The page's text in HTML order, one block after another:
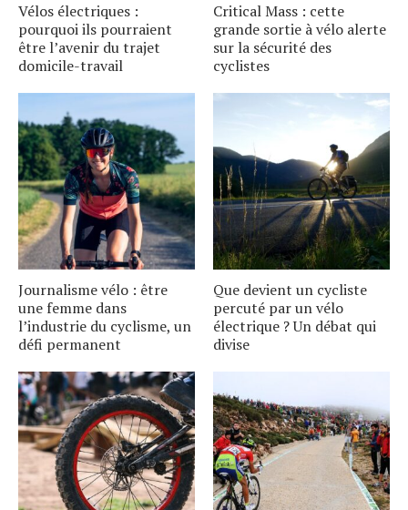
Vélos électriques :
pourquoi ils pourraient
être l’avenir du trajet
domicile-travail
Critical Mass : cette
grande sortie à vélo alerte
sur la sécurité des
cyclistes
Journalisme vélo : être
une femme dans
l’industrie du cyclisme, un
défi permanent
Que devient un cycliste
percuté par un vélo
électrique ? Un débat qui
divise